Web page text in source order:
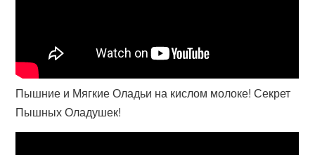
Пышние и Мягкие Оладьи на кислом молоке! Секрет
Пышных Оладушек!